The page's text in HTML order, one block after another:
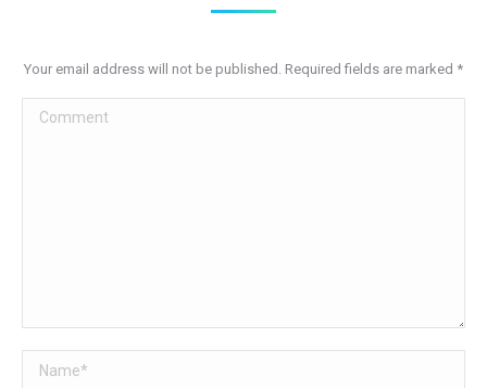
Your email address will not be published. Required fields are marked *
Comment
Name *